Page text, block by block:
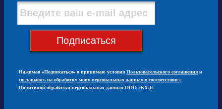
Подписаться
Нажимая «Подписаться» я принимаю условия Пользовательского соглашения и
соглашаюсь на обработку моих персональных данных в соответствии с
Политикой обработки персональных данных ООО «КХЛ»